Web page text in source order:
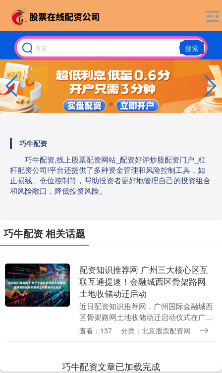
搜索
巧牛配资
巧牛配资,线上股票配资网站_配资好评炒股配资门户_杠
杆配资公司!平台还提供了多种资金管理和风险控制工具，如
止损线、仓位控制等，帮助投资者更好地管理自己的投资组合
和风险敞口，降低投资风险。
巧牛配资 相关话题
配资知识推荐网 广州三大核心区互
联互通提速！金融城西区骨架路网
土地收储动迁启动
近日配资知识推荐网，广州国际金融城西
区骨架路网土地收储动迁启动仪式在广州
市天河区员村二横路西侧、子富新村南地
查看：137 分类：北京股票配资网
巧牛配资文章已加载完成